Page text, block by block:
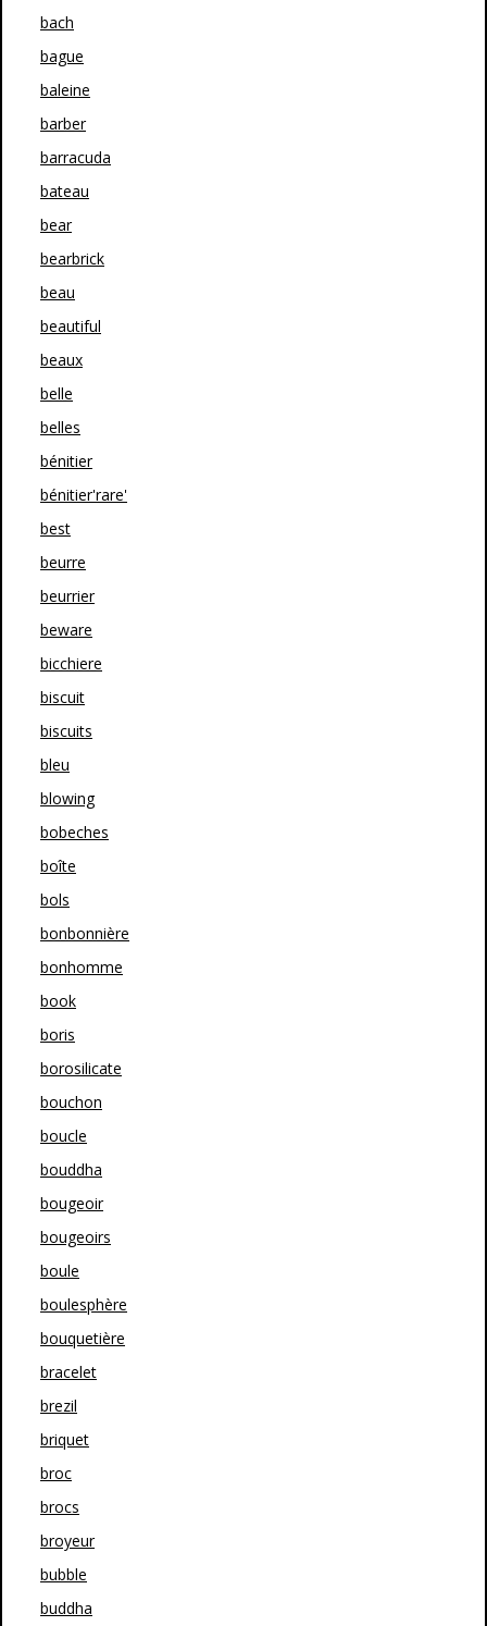
bach
bague
baleine
barber
barracuda
bateau
bear
bearbrick
beau
beautiful
beaux
belle
belles
bénitier
bénitier'rare'
best
beurre
beurrier
beware
bicchiere
biscuit
biscuits
bleu
blowing
bobeches
boîte
bols
bonbonnière
bonhomme
book
boris
borosilicate
bouchon
boucle
bouddha
bougeoir
bougeoirs
boule
boulesphère
bouquetière
bracelet
brezil
briquet
broc
brocs
broyeur
bubble
buddha